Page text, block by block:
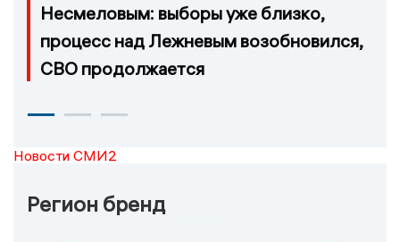
Несмеловым: выборы уже близко,
процесс над Лежневым возобновился,
СВО продолжается
Новости СМИ2
Регион бренд